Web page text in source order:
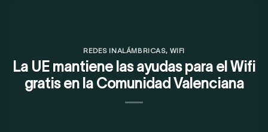
REDES INALÁMBRICAS, WIFI
La UE mantiene las ayudas para el Wifi
gratis en la Comunidad Valenciana